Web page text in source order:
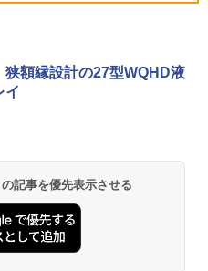
2024 H&B 搭載｜14型 WEB
認証 搭載モデル｜中古 ノー
ン Windows11 Office 付き｜D
中古PC
代引不可】 富士通 FUJITSU
23.8型/ Core i5-1235U/ メモ
SSD 512GB/ Windows 11/ 20
き/ 2025年1月モデル
インチ 2K 2160x1440 3:2 ア
鮮やか 470g 超軽量 Type-C対
モニター サブディスプレイ
EVICIV
ごと 17巻 (デジタル版ビッグガ
クス)
「のぶ」(22) (角川コミックス・
狭額縁設計の27型WQHD液
イ
記事を優先表示させる